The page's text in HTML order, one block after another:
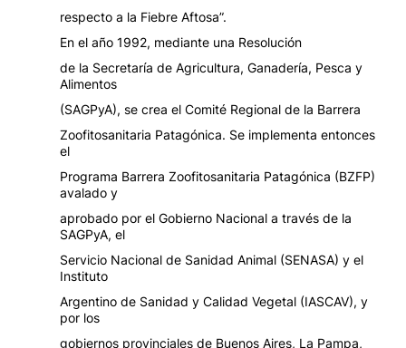
respecto a la Fiebre Aftosa”.
En el año 1992, mediante una Resolución
de la Secretaría de Agricultura, Ganadería, Pesca y
Alimentos
(SAGPyA), se crea el Comité Regional de la Barrera
Zoofitosanitaria Patagónica. Se implementa entonces
el
Programa Barrera Zoofitosanitaria Patagónica (BZFP)
avalado y
aprobado por el Gobierno Nacional a través de la
SAGPyA, el
Servicio Nacional de Sanidad Animal (SENASA) y el
Instituto
Argentino de Sanidad y Calidad Vegetal (IASCAV), y
por los
gobiernos provinciales de Buenos Aires, La Pampa,